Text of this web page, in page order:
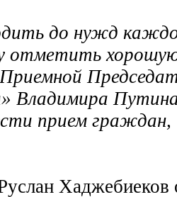
до нужд
отметить
Владимира
прием граждан,
Хаджебиеков